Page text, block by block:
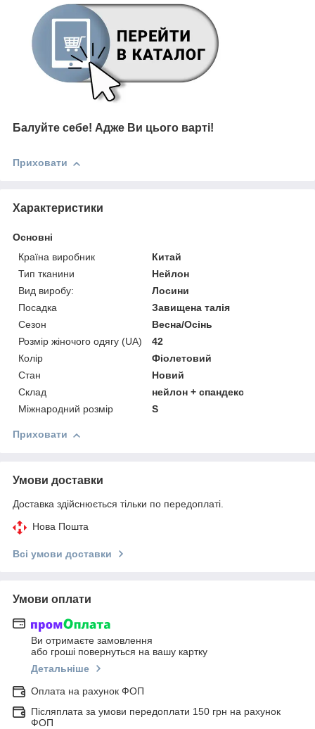
Балуйте себе! Адже Ви цього варті!
Приховати
Характеристики
Основні
Країна виробник
Китай
Тип тканини
Нейлон
Вид виробу:
Лосини
Посадка
Завищена талія
Сезон
Весна/Осінь
Розмір жіночого одягу (UA)
42
Колір
Фіолетовий
Стан
Новий
Склад
нейлон + спандекс
Міжнародний розмір
S
Приховати
Умови доставки
Доставка здійснюється тільки по передоплаті.
Нова Пошта
Всі умови доставки
Умови оплати
Ви отримаєте замовлення
або гроші повернуться на вашу картку
Детальніше
Оплата на рахунок ФОП
Післяплата за умови передоплати 150 грн на рахунок
ФОП